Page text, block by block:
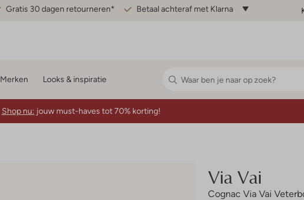
Gratis 30 dagen retourneren* Betaal achteraf met Klarna
Merken Looks & inspiratie
Shop nu: jouw must-haves tot 70% korting!
Via Vai
Cognac Via Vai